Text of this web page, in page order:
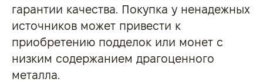
гарантии качества. Покупка у ненадежных
источников может привести к
приобретению подделок или монет с
низким содержанием драгоценного
металла.